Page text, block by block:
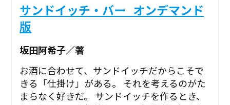
サンドイッチ・バー_オンデマンド
版
坂田阿希子／著
お酒に合わせて、サンドイッチだからこそで
きる「仕掛け」がある。 それを考えるのがた
まらなく好きだ。 サンドイッチを作るとき、